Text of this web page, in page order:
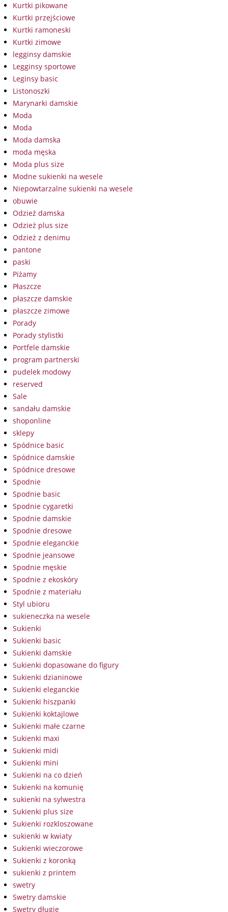
Kurtki pikowane
Kurtki przejściowe
Kurtki ramoneski
Kurtki zimowe
legginsy damskie
Legginsy sportowe
Leginsy basic
Listonoszki
Marynarki damskie
Moda
Moda
Moda damska
moda męska
Moda plus size
Modne sukienki na wesele
Niepowtarzalne sukienki na wesele
obuwie
Odzież damska
Odzież plus size
Odzież z denimu
pantone
paski
Piżamy
Płaszcze
płaszcze damskie
płaszcze zimowe
Porady
Porady stylistki
Portfele damskie
program partnerski
pudelek modowy
reserved
Sale
sandału damskie
shoponline
sklepy
Spódnice basic
Spódnice damskie
Spódnice dresowe
Spodnie
Spodnie basic
Spodnie cygaretki
Spodnie damskie
Spodnie dresowe
Spodnie eleganckie
Spodnie jeansowe
Spodnie męskie
Spodnie z ekoskóry
Spodnie z materiału
Styl ubioru
sukieneczka na wesele
Sukienki
Sukienki basic
Sukienki damskie
Sukienki dopasowane do figury
Sukienki dzianinowe
Sukienki eleganckie
Sukienki hiszpanki
Sukienki koktajlowe
Sukienki małe czarne
Sukienki maxi
Sukienki midi
Sukienki mini
Sukienki na co dzień
Sukienki na komunię
sukienki na sylwestra
Sukienki plus size
Sukienki rozkloszowane
sukienki w kwiaty
Sukienki wieczorowe
Sukienki z koronką
sukienki z printem
swetry
Swetry damskie
Swetry długie